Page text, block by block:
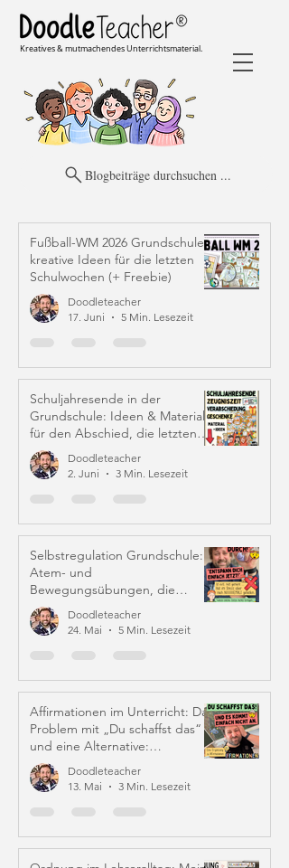
Kreatives & mutmachendes Unterrichtsmaterial.
Blogbeiträge durchsuchen ...
Fußball-WM 2026 Grundschule:
kreative Ideen für die letzten
Schulwochen (+ Freebie)
Doodleteacher
17. Juni
5 Min. Lesezeit
Schuljahresende in der
Grundschule: Ideen & Material
für den Abschied, die letzten
Schulwochen und Zeugniszeit
Doodleteacher
2. Juni
3 Min. Lesezeit
Selbstregulation Grundschule:
Atem- und
Bewegungsübungen, die
wirklich helfenDoodleteacher
24. Mai
5 Min. Lesezeit
Affirmationen im Unterricht: Das
Problem mit „Du schaffst das“
und eine Alternative:
Iffirmationen (!)
Doodleteacher
13. Mai
3 Min. Lesezeit